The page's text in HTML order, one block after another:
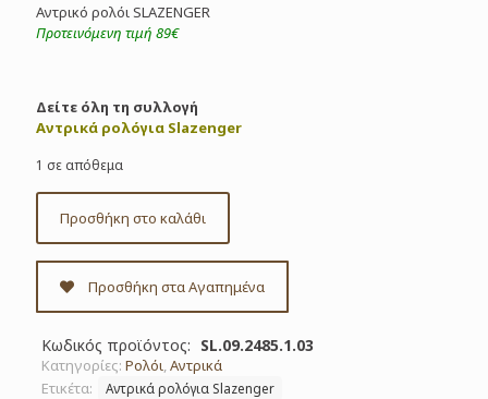
Αντρικό ρολόι SLAZENGER
Προτεινόμενη τιμή 89€
Δείτε όλη τη συλλογή
Αντρικά ρολόγια Slazenger
1 σε απόθεμα
Προσθήκη στο καλάθι
Προσθήκη στα Αγαπημένα
Κωδικός προϊόντος: SL.09.2485.1.03
Κατηγορίες: Ρολόι,Αντρικά
Ετικέτα:
Αντρικά ρολόγια Slazenger